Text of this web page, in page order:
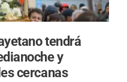
tendrá
y
cercanas